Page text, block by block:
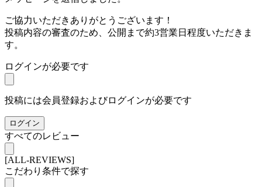
ご協力いただきありがとうございます！
投稿内容の審査のため、公開まで約3営業日程度いただきま
す。
ログインが必要です
投稿には会員登録およびログインが必要です
ログイン
すべてのレビュー
[ALL-REVIEWS]
こだわり条件で探す